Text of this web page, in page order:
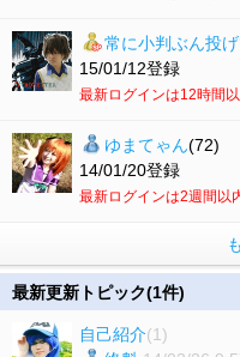
常に小判ぶん投
15/01/12登録
最新ログインは12時間
ゆまてゃん(72)
14/01/20登録
最新ログインは2週間以
最新更新トピック(1件)
自己紹介(1)